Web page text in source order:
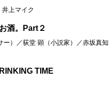
井上マイク
酒。Part２
）／荻堂 顕（小説家）／赤坂真知
TIME